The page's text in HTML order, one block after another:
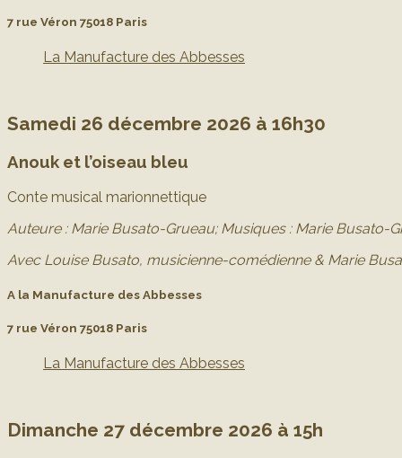
7 rue Véron 75018 Paris
La Manufacture des Abbesses
Samedi 26 décembre 2026 à 16h30
Anouk et l’oiseau bleu
Conte musical marionnettique
Auteure : Marie Busato-Grueau; Musiques : Marie Busato-
Avec Louise Busato, musicienne-comédienne & Marie
A la Manufacture des Abbesses
7 rue Véron 75018 Paris
La Manufacture des Abbesses
Dimanche 27 décembre 2026 à 15h